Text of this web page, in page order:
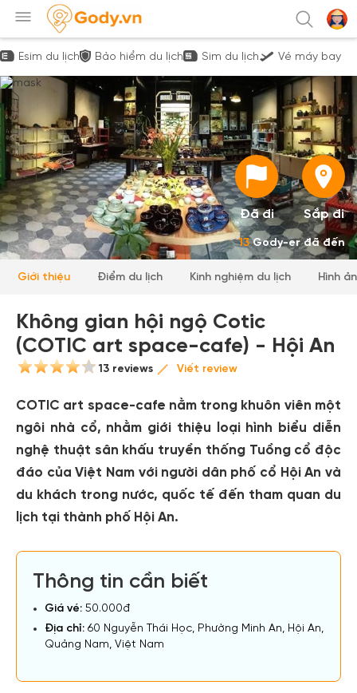
Esim du lịch Bảo hiểm du lịch Sim du lịch Vé máy bay
Đã đi Sắp đi
13Gody-er đã đến
Giới thiệu Điểm du lịch Kinh nghiệm du lịch Hình
Không gian hội ngộ Cotic
(COTIC art space-cafe) - Hội An
13 reviews Viết review
COTIC art space-cafe nằm trong khuôn viên một
ngôi nhà cổ, nhằm giới thiệu loại hình biểu diễn
nghệ thuật sân khấu truyền thống Tuồng cổ độc
đáo của Việt Nam với người dân phố cổ Hội An và
du khách trong nước, quốc tế đến tham quan du
lịch tại thành phố Hội An.
Thông tin cần biết
Giá vé: 50.000đ
Địa chỉ: 60 Nguyễn Thái Học, Phường Minh An, Hội An,
Quảng Nam, Việt Nam